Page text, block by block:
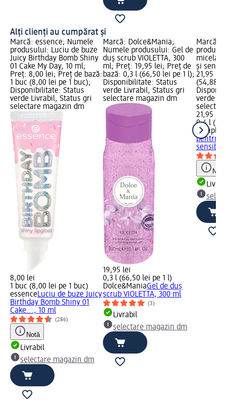
Alți clienți au cumpărat și
Marcă: essence; Numele
produsului: Luciu de buze
Juicy Birthday Bomb Shiny
01 Cake My Day, 10 ml;
Preț: 8,00 lei; Preț de bază:
1 buc (8,00 lei pe 1 buc);
Disponibilitate: Status
verde Livrabil, Status gri
selectare magazin dm
8,00 lei
1 buc (8,00 lei pe 1 buc)
essenceLuciu de buze Juicy
Birthday Bomb Shiny 01
Cake..., 10 ml
(286)
Notă
Livrabil
selectare magazin dm
Marcă: Dolce&Mania;
Numele produsului: Gel de
duș scrub VIOLETTA, 300
ml; Preț: 19,95 lei; Preț de
bază: 0,3 l (66,50 lei pe 1 l);
Disponibilitate: Status
verde Livrabil, Status gri
selectare magazin dm
19,95 lei
0,3 l (66,50 lei pe 1 l)
Dolce&ManiaGel de duș
scrub VIOLETTA, 300 ml
(3)
Livrabil
selectare magazin dm
Marcă:
și
21,95
(54,88
verde
21,95 lei
0,4 l
pentru
sensibil,
Notă